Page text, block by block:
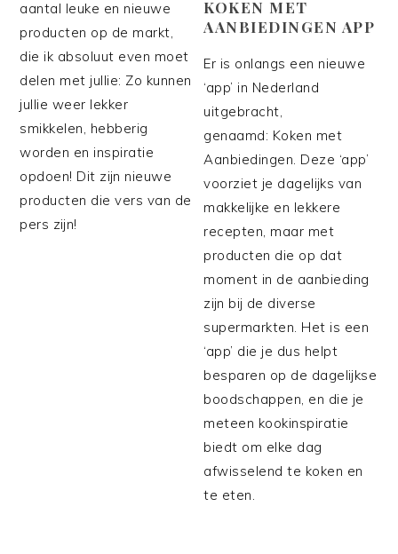
aantal leuke en nieuwe
producten op de markt,
die ik absoluut even moet
delen met jullie: Zo kunnen
jullie weer lekker
smikkelen, hebberig
worden en inspiratie
opdoen! Dit zijn nieuwe
producten die vers van de
pers zijn!
KOKEN MET
AANBIEDINGEN APP
Er is onlangs een nieuwe
‘app’ in Nederland
uitgebracht,
genaamd: Koken met
Aanbiedingen. Deze ‘app’
voorziet je dagelijks van
makkelijke en lekkere
recepten, maar met
producten die op dat
moment in de aanbieding
zijn bij de diverse
supermarkten. Het is een
‘app’ die je dus helpt
besparen op de dagelijkse
boodschappen, en die je
meteen kookinspiratie
biedt om elke dag
afwisselend te koken en
te eten.